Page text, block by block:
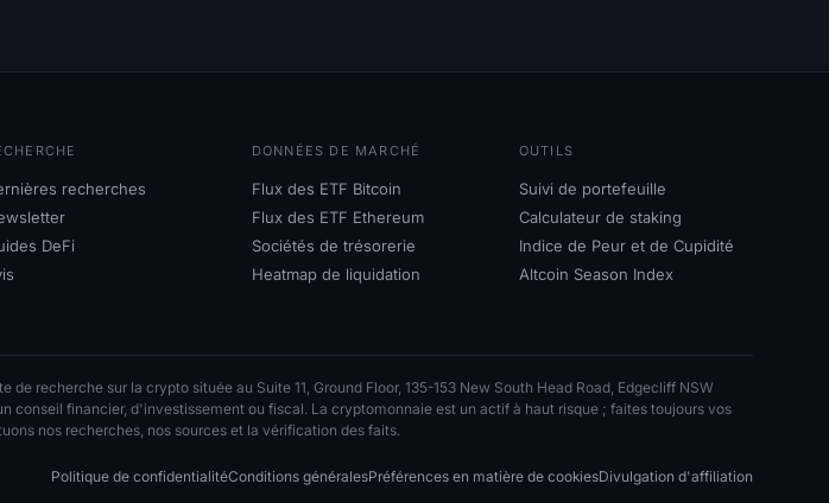
recherches
DeFi
DONNÉES DE MARCHÉ
Flux des ETF Bitcoin
Flux des ETF Ethereum
Sociétés de trésorerie
Heatmap de liquidation
OUTILS
Suivi de portefeuille
Calculateur de staking
Indice de Peur et de Cupidité
Altcoin Season Index
recherche sur la crypto située au Suite 11, Ground Floor, 135-153 New South Head Road, Edgecliff NSW
financier, d'investissement ou fiscal. La cryptomonnaie est un actif à haut risque ; faites toujours vos
nos recherches, nos sources et la vérification des faits.
Politique de confidentialitéConditions généralesPréférences en matière de cookiesDivulgation d'affiliation